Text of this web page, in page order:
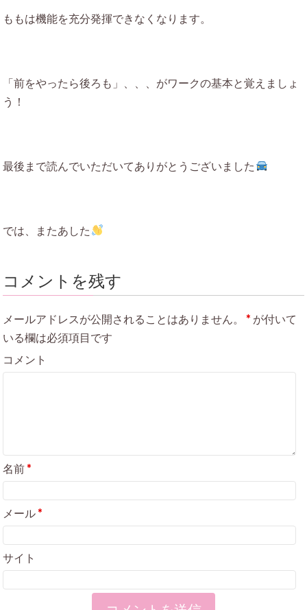
ももは機能を充分発揮できなくなります。
「前をやったら後ろも」、、、がワークの基本と覚えましょ
う！
最後まで読んでいただいてありがとうございました
では、またあした
コメントを残す
メールアドレスが公開されることはありません。 * が付いて
いる欄は必須項目です
コメント
名前*
メール*
サイト